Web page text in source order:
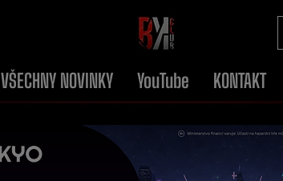
VŠECHNY NOVINKY YouTube KONTAKT